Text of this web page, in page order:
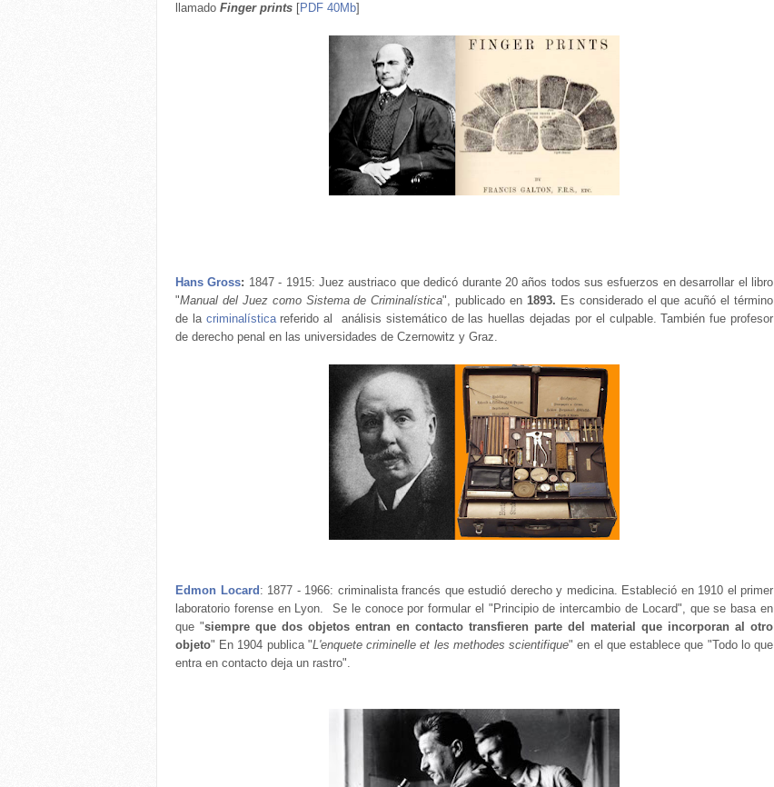
llamado Finger prints [PDF 40Mb]
Hans Gross: 1847 - 1915: Juez austriaco que dedicó durante 20 años todos sus esfuerzos en desarrollar el libro
"Manual del Juez como Sistema de Criminalística", publicado en 1893. Es considerado el que acuñó el término
de la criminalísticareferido al análisis sistemático de las huellas dejadas por el culpable. También fue profesor
de derecho penal en las universidades de Czernowitz y Graz.
Edmon Locard : 1877 - 1966: criminalista francés que estudió derecho y medicina. Estableció en 1910 el primer
laboratorio forense en Lyon. Se le conoce por formular el "Principio de intercambio de Locard", que se basa en
que "siempre que dos objetos entran en contacto transfieren parte del material que incorporan al otro
objeto" En 1904 publica "L'enquete criminelle et les methodes scientifique" en el que establece que "Todo lo que
entra en contacto deja un rastro".